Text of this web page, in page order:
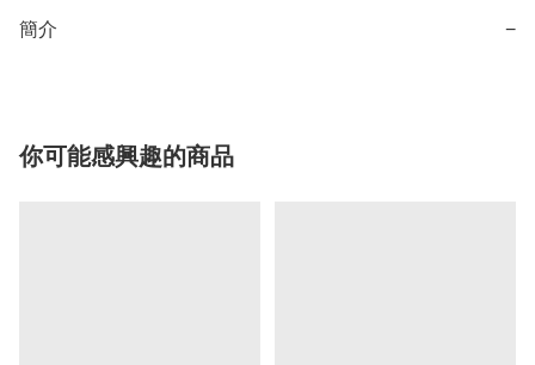
簡介 −
你可能感興趣的商品